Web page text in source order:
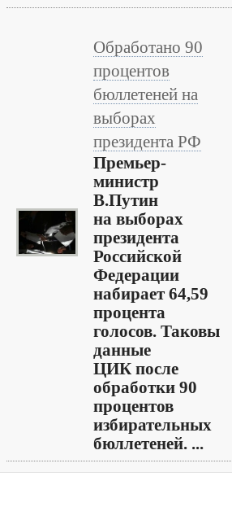
Обработано 90
процентов
бюллетеней на
выборах
президента РФ
Премьер-
министр
В.Путин
на выборах
президента
Российской
Федерации
набирает 64,59
процента
голосов. Таковы
данные
ЦИК после
обработки 90
процентов
избирательных
бюллетеней. ...